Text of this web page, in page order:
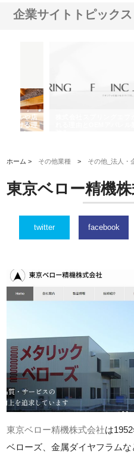
企業サイトトピックス
株式会社スプリングエフが選ば
れる理由とOEMアパレル製造の
強み
ホーム > その他業種 > その他_法人・
東京ベロー精機
twitter facebook
東京ベロー精機株式会社は
ベローズ、金属ダイヤフラム